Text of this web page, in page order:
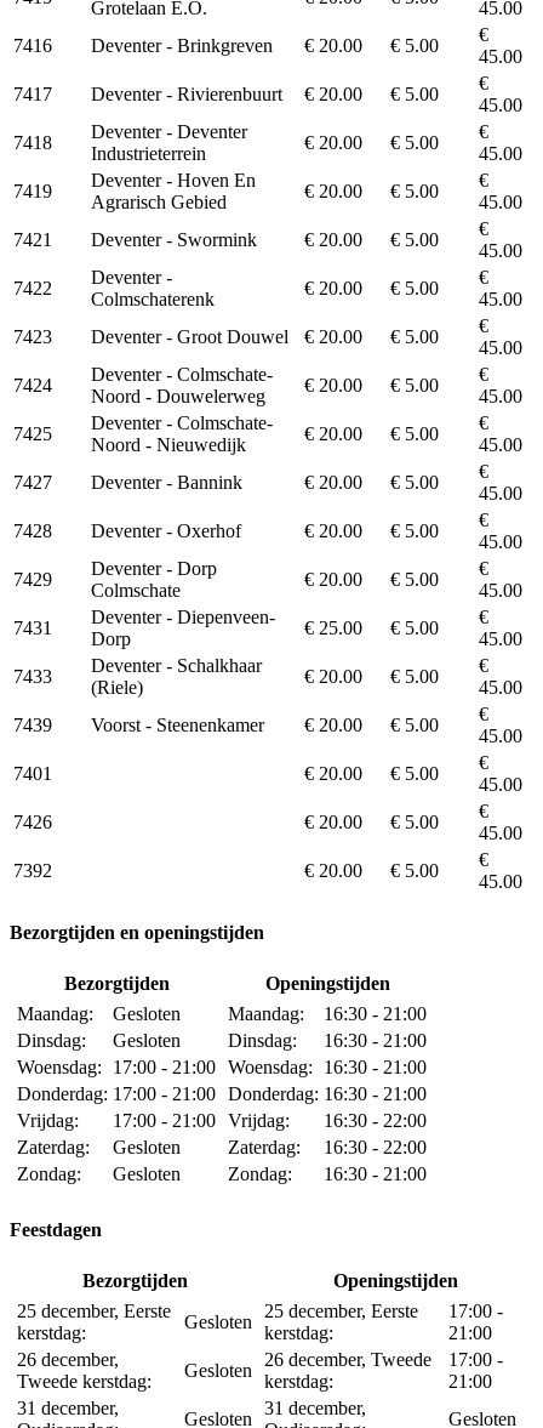
Grotelaan E.O.
45.00
7416
Deventer - Brinkgreven € 20.00 € 5.00
€
45.00
7417
Deventer - Rivierenbuurt € 20.00 € 5.00
€
45.00
7418
Deventer - Deventer
Industrieterrein
€ 20.00 € 5.00
€
45.00
7419
Deventer - Hoven En
Agrarisch Gebied
€ 20.00 € 5.00
€
45.00
7421
Deventer - Swormink € 20.00 € 5.00
€
45.00
7422
Deventer -
Colmschaterenk
€ 20.00 € 5.00
€
45.00
7423
Deventer - Groot Douwel € 20.00 € 5.00
€
45.00
7424
Deventer - Colmschate-
Noord - Douwelerweg
€ 20.00 € 5.00
€
45.00
7425
Deventer - Colmschate-
Noord - Nieuwedijk
€ 20.00 € 5.00
€
45.00
7427
Deventer - Bannink € 20.00 € 5.00
€
45.00
7428
Deventer - Oxerhof € 20.00 € 5.00
€
45.00
7429
Deventer - Dorp
Colmschate
€ 20.00 € 5.00
€
45.00
7431
Deventer - Diepenveen-
Dorp
€ 25.00 € 5.00
€
45.00
7433
Deventer - Schalkhaar
(Riele)
€ 20.00 € 5.00
€
45.00
7439
Voorst - Steenenkamer € 20.00 € 5.00
€
45.00
7401
€ 20.00 € 5.00
€
45.00
7426
€ 20.00 € 5.00
€
45.00
7392
€ 20.00 € 5.00
€
45.00
Bezorgtijden en openingstijden
Bezorgtijden
Openingstijden
Maandag:
Gesloten
Dinsdag:
Gesloten
Woensdag:
17:00 - 21:00
Donderdag: 17:00 - 21:00
Vrijdag:
17:00 - 21:00
Zaterdag:
Gesloten
Zondag:
Gesloten
Maandag:
16:30 - 21:00
Dinsdag:
16:30 - 21:00
Woensdag:
16:30 - 21:00
Donderdag: 16:30 - 21:00
Vrijdag:
16:30 - 22:00
Zaterdag:
16:30 - 22:00
Zondag:
16:30 - 21:00
Feestdagen
Bezorgtijden
Openingstijden
25 december, Eerste
kerstdag:
Gesloten
26 december,
Tweede kerstdag:
Gesloten
31 december,
Gesloten
25 december, Eerste
kerstdag:
17:00 -
21:00
26 december, Tweede
kerstdag:
17:00 -
21:00
31 december,
Gesloten